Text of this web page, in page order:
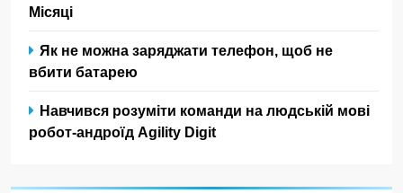
Місяці
Як не можна заряджати телефон, щоб не
вбити батарею
Навчився розуміти команди на людській мові
робот-андроїд Agility Digit